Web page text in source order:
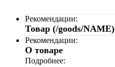
Рекомендации:
Товар (/goods/NAME)
Рекомендации:
О товаре
Подробнее: